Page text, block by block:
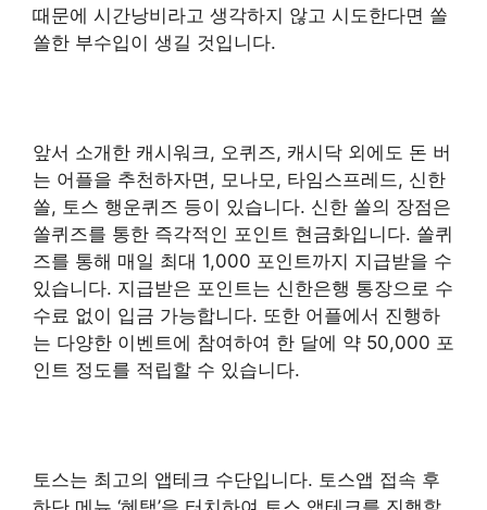
때문에 시간낭비라고 생각하지 않고 시도한다면 쏠
쏠한 부수입이 생길 것입니다.
앞서 소개한 캐시워크, 오퀴즈, 캐시닥 외에도 돈 버
는 어플을 추천하자면, 모나모, 타임스프레드, 신한
쏠, 토스 행운퀴즈 등이 있습니다. 신한 쏠의 장점은
쏠퀴즈를 통한 즉각적인 포인트 현금화입니다. 쏠퀴
즈를 통해 매일 최대 1,000 포인트까지 지급받을 수
있습니다. 지급받은 포인트는 신한은행 통장으로 수
수료 없이 입금 가능합니다. 또한 어플에서 진행하
는 다양한 이벤트에 참여하여 한 달에 약 50,000 포
인트 정도를 적립할 수 있습니다.
토스는 최고의 앱테크 수단입니다. 토스앱 접속 후